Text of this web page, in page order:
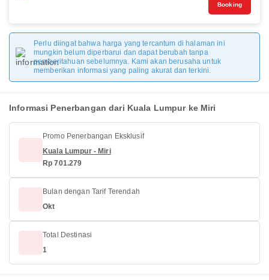
Booking
Perlu diingat bahwa harga yang tercantum di halaman ini
mungkin belum diperbarui dan dapat berubah tanpa
pemberitahuan sebelumnya. Kami akan berusaha untuk
memberikan informasi yang paling akurat dan terkini.
Informasi Penerbangan dari Kuala Lumpur ke Miri
Promo Penerbangan Eksklusif
Kuala Lumpur - Miri
Rp 701.279
Bulan dengan Tarif Terendah
Okt
Total Destinasi
1